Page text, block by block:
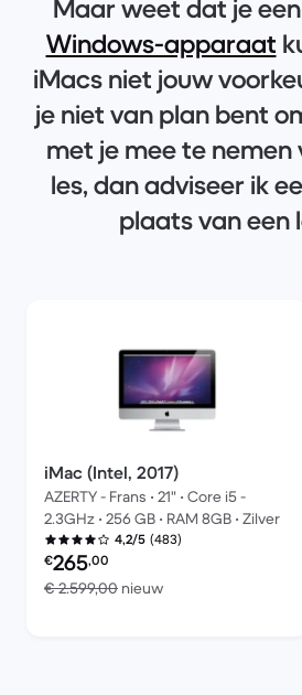
Maar weet dat je een
Windows-apparaat
iMacs niet jouw
je niet van plan bent
met je mee te nemen
les, dan adviseer ik
plaats van een
iMac (Intel, 2017)
AZERTY - Frans • 21" • Core i5 -
2.3GHz • 256 GB • RAM 8GB • Zilver
4,2/5 (483)
Refurbished prijs:
€265,00
€ 2.599,00 nieuwVergeleken met €